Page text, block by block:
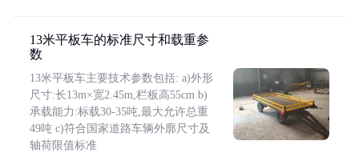
13米平板车的标准尺寸和载重参
数
13米平板车主要技术参数包括: a)外形
尺寸:长13m×宽2.45m,栏板高55cm b)
承载能力:标载30-35吨,最大允许总重
49吨 c)符合国家道路车辆外廓尺寸及
轴荷限值标准